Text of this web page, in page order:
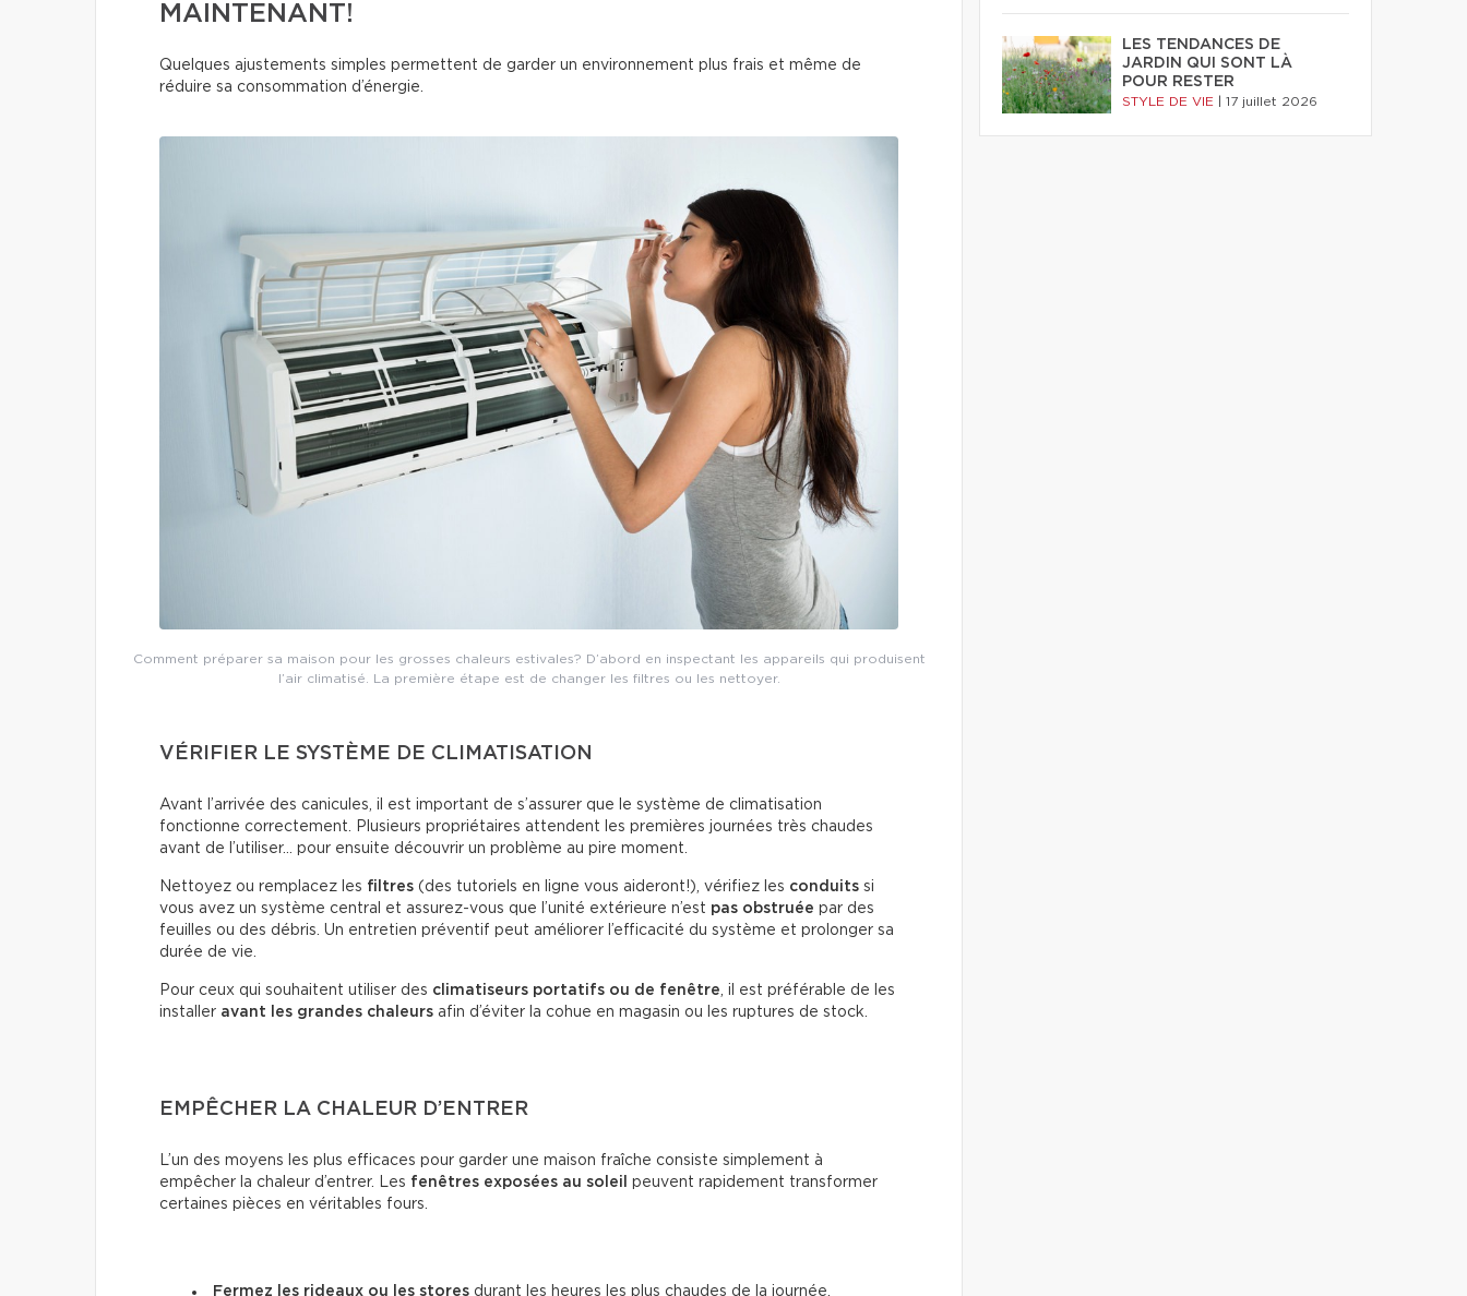
MAINTENANT!
Quelques ajustements simples permettent de garder un environnement plus frais et même de
réduire sa consommation d’énergie.
Comment préparer sa maison pour les grosses chaleurs estivales? D’abord en inspectant les appareils qui produisent
l’air climatisé. La première étape est de changer les filtres ou les nettoyer.
VÉRIFIER LE SYSTÈME DE CLIMATISATION
Avant l’arrivée des canicules, il est important de s’assurer que le système de climatisation
fonctionne correctement. Plusieurs propriétaires attendent les premières journées très chaudes
avant de l’utiliser… pour ensuite découvrir un problème au pire moment.
Nettoyez ou remplacez les filtres (des tutoriels en ligne vous aideront!), vérifiez les conduits si
vous avez un système central et assurez-vous que l’unité extérieure n’est pas obstruée par des
feuilles ou des débris. Un entretien préventif peut améliorer l’efficacité du système et prolonger sa
durée de vie.
Pour ceux qui souhaitent utiliser des climatiseurs portatifs ou de fenêtre , il est préférable de les
installer avant les grandes chaleurs afin d’éviter la cohue en magasin ou les ruptures de stock.
EMPÊCHER LA CHALEUR D’ENTRER
L’un des moyens les plus efficaces pour garder une maison fraîche consiste simplement à
empêcher la chaleur d’entrer. Les fenêtres exposées au soleil
peuvent rapidement transformer
certaines pièces en véritables fours.
Fermez les rideaux ou les stores durant les heures les plus chaudes de la journée,
LES TENDANCES DE
JARDIN QUI SONT LÀ
POUR RESTER
STYLE DE VIE 17 juillet 2026